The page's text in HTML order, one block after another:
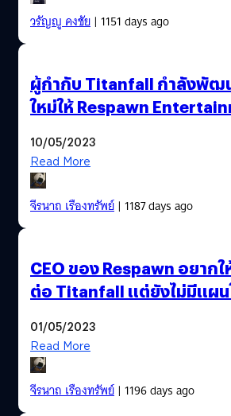
วรัญญู คงชัย| 1151 days ago
ผู้กำกับ Titanfall กำลังพัฒน
ใหม่ให้ Respawn
10/05/2023
Read More
จีรนาถ เรืองทรัพย์| 1187 days ago
CEO ของ Respawn อยาก
ต่อ Titanfall แต่ยังไม่มีแผ
01/05/2023
Read More
จีรนาถ เรืองทรัพย์| 1196 days ago